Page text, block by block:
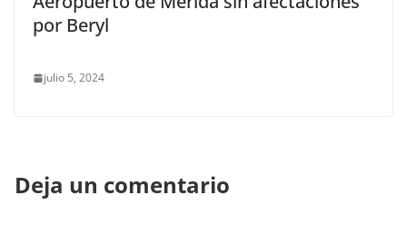
por Beryl
julio 5, 2024
Deja un comentario